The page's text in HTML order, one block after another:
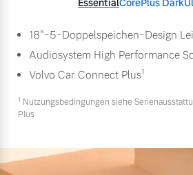
EssentialCorePlus Dark
18"-5-Doppelspeichen-Design
Audiosystem High Performance
Volvo Car Connect Plus1
1 Nutzungsbedingungen siehe
Plus